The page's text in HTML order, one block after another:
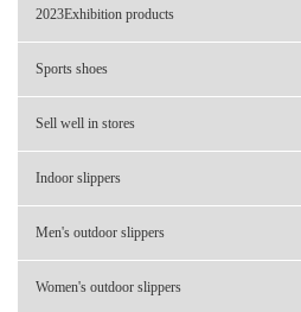
2023Exhibition products
- Sneakers
- Garden shoes
- Flip-flops
- Sandals
Sports shoes
- BBL-2301
- NBL-002 革料
- NBL-002B 网布
- FHS-2203 童鞋
Sell well in stores
Indoor slippers
Men's outdoor slippers
Women's outdoor slippers